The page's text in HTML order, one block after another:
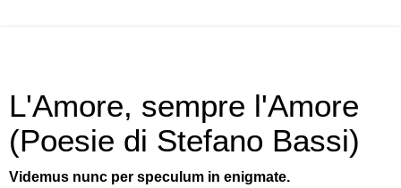
L'Amore, sempre l'Amore
(Poesie di Stefano Bassi)
Videmus nunc per speculum in enigmate.